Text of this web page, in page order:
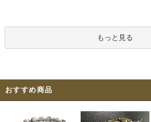
もっと見る
おすすめ商品